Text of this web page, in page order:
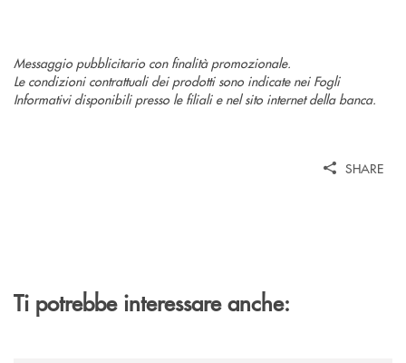
Messaggio pubblicitario con finalità promozionale.
Le condizioni contrattuali dei prodotti sono indicate nei Fogli
Informativi disponibili presso le filiali e nel sito internet della banca.
SHARE
Ti potrebbe interessare anche: